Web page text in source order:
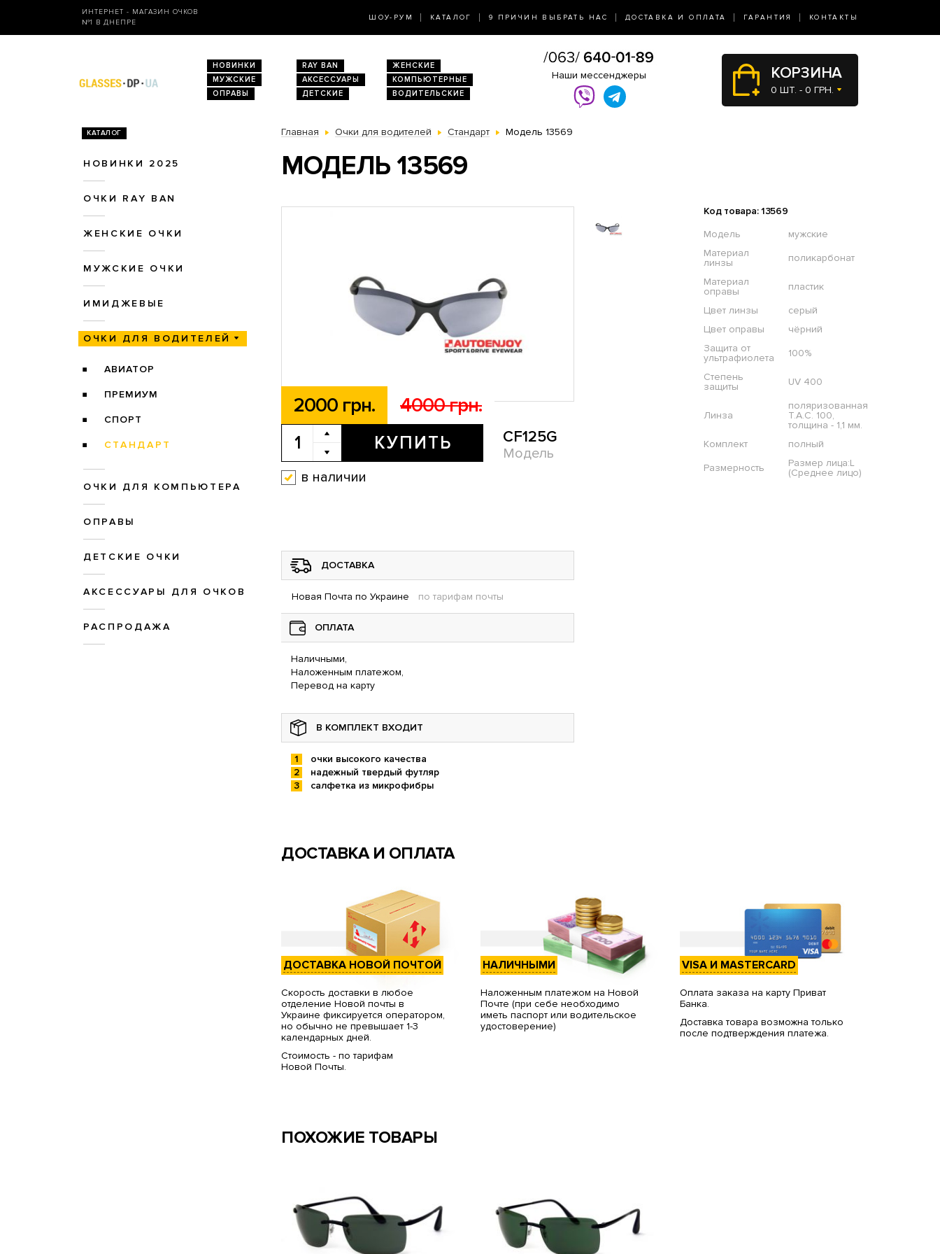
ИНТЕРНЕТ - МАГАЗИН ОЧКОВ
№1 В ДНЕПРЕ
ШОУ-РУМ КАТАЛОГ 9 ПРИЧИН ВЫБРАТЬ НАС ДОСТАВКА И ОПЛАТА ГАРАНТИЯ КОНТАКТЫ
НОВИНКИ RAY BAN
ЖЕНСКИЕ
МУЖСКИЕ
АКСЕССУАРЫ
КОМПЬЮТЕРНЫЕ
ОПРАВЫ
ДЕТСКИЕ ВОДИТЕЛЬСКИЕ
Наши мессенджеры КОРЗИНА
0 ШТ. - 0 ГРН.
КАТАЛОГ
НОВИНКИ 2025
ОЧКИ RAY BAN
ЖЕНСКИЕ ОЧКИ
МУЖСКИЕ ОЧКИ
ИМИДЖЕВЫЕ
ОЧКИ ДЛЯ ВОДИТЕЛЕЙ
АВИАТОР
ПРЕМИУМ
СПОРТ
СТАНДАРТ
ОЧКИ ДЛЯ КОМПЬЮТЕРА
ОПРАВЫ
ДЕТСКИЕ ОЧКИ
АКСЕССУАРЫ ДЛЯ ОЧКОВ
РАСПРОДАЖА
Главная Очки для водителей Стандарт Модель 13569
МОДЕЛЬ 13569
2000 грн. 4000 грн.
КУПИТЬ CF125G
Модель
в наличии
Код товара: 13569
Модель
мужские
Материал
линзы
поликарбонат
Материал
оправы
пластик
Цвет линзы
серый
Цвет оправы
чёрний
Защита от
ультрафиолета
100%
Степень
защиты
UV 400
Линза
поляризованная
T.A.C. 100,
толщина - 1,1 мм.
Комплект
полный
Размерность
Размер лица:L
(Среднее лицо)
ДОСТАВКА
Новая Почта по Украине по тарифам почты
ОПЛАТА
Наличными,
Наложенным платежом,
Перевод на карту
В КОМПЛЕКТ ВХОДИТ
очки высокого качества
надежный твердый футляр
салфетка из микрофибры
ДОСТАВКА И ОПЛАТА
ДОСТАВКА НОВОЙ ПОЧТОЙ
Скорость доставки в любое
отделение Новой почты в
Украине фиксируется оператором,
но обычно не превышает 1-3
календарных дней.
Стоимость - по тарифам
Новой Почты.
НАЛИЧНЫМИ
Наложенным платежом на Новой
Почте (при себе необходимо
иметь паспорт или водительское
удостоверение)
VISA И MASTERCARD
Оплата заказа на карту Приват
Банка.
Доставка товара возможна только
после подтверждения платежа.
ПОХОЖИЕ ТОВАРЫ